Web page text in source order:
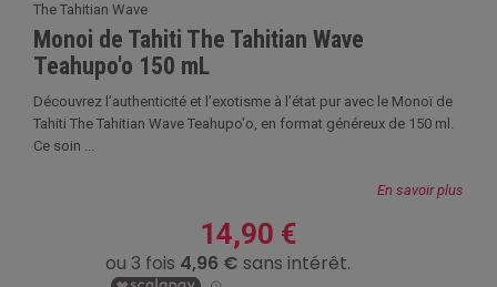
The Tahitian Wave
Monoi de Tahiti The Tahitian Wave
Teahupo'o 150 mL
Découvrez l’authenticité et l’exotisme à l’état pur avec le Monoï de
Tahiti The Tahitian Wave Teahupo'o, en format généreux de 150 ml.
Ce soin ...
En savoir plus
14,90 €